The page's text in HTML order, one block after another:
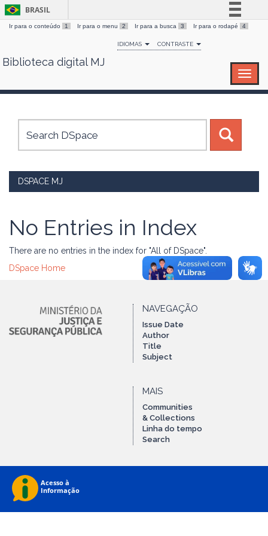
Skip
BRASIL
Simplifique!
Comunica BR
Canais
Ir para o conteúdo 1 Ir para o menu 2 Ir para a busca 3 Ir para o rodapé 4
IDIOMAS CONTRASTE
Biblioteca digital MJ
DSPACE MJ
No Entries in Index
There are no entries in the index for "All of DSpace".
DSpace Home
NAVEGAÇÃO
Issue Date
Author
Title
Subject
MAIS
Communities
& Collections
Linha do tempo
Search